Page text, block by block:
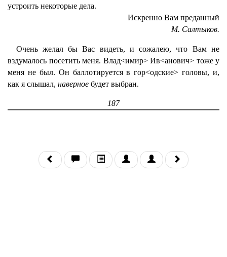
устроить некоторые дела.
Искренно Вам преданный
М. Салтыков.
Очень желал бы Вас видеть, и сожалею, что Вам не
вздумалось посетить меня. Влад<имир> Ив<анович> тоже у
меня не был. Он баллотируется в гор<одские> головы, и,
как я слышал, наверное будет выбран.
187